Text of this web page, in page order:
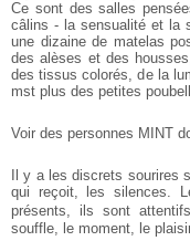
Ce sont des salles
câlins - la sensualité et la
une dizaine de matelas
des alèses et des
des tissus colorés, de la
mst plus des petites
Voir des personnes MINT
Il y a les discrets sourires
qui reçoit, les silences.
présents, ils sont
souffle, le moment, le